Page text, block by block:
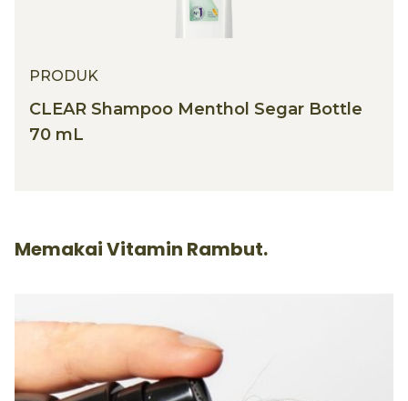
PRODUK
CLEAR Shampoo Menthol Segar Bottle
70 mL
Memakai Vitamin Rambut.